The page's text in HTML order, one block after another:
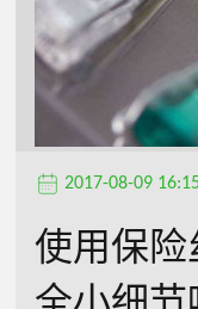
2017-08-09
使用保险